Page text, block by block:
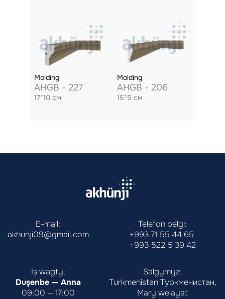
Molding
AHGB - 227
17*10 см
Molding
AHGB - 206
15*5 см
E-mail:
akhunji09@gmail.com
Telefon belgi:
+993 71 55 44 65
+993 522 5 39 42
Iş wagty:
Duşenbe — Anna
09:00 — 17:00
Salgymyz:
Turkmenistan Туркменистан,
Mary welayat